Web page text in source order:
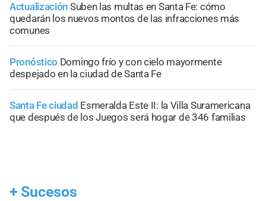
Actualización Suben las multas en Santa Fe: cómo
quedarán los nuevos montos de las infracciones más
comunes
Pronóstico Domingo frío y con cielo mayormente
despejado en la ciudad de Santa Fe
Santa Fe ciudad Esmeralda Este II: la Villa Suramericana
que después de los Juegos será hogar de 346 familias
+ Sucesos